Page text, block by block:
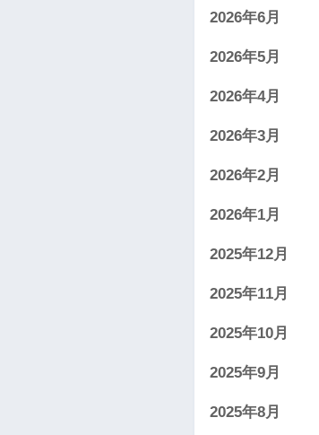
2026年6月
2026年5月
2026年4月
2026年3月
2026年2月
2026年1月
2025年12月
2025年11月
2025年10月
2025年9月
2025年8月